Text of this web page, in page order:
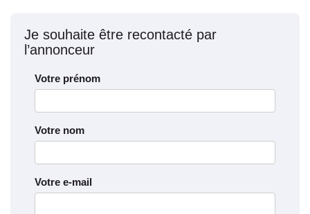
Je souhaite être recontacté par
l’annonceur
Votre prénom
Votre nom
Votre e-mail